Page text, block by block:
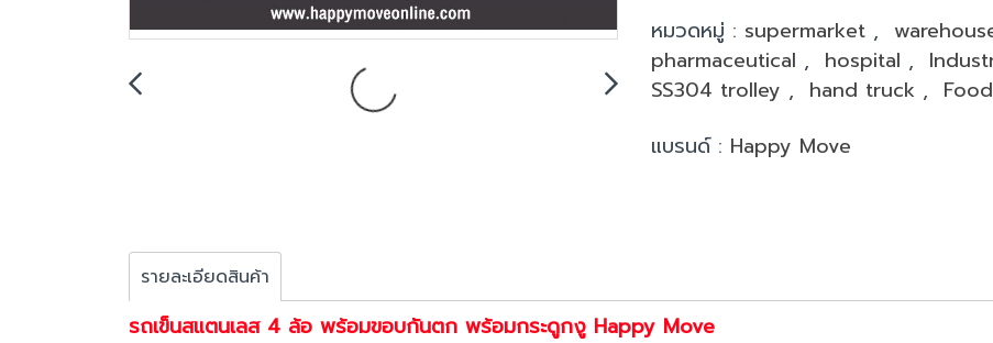
หมวดหมู่ : supermarket ,
pharmaceutical , hospital ,
SS304 trolley , hand truck ,
แบรนด์ : Happy Move
รายละเอียดสินค้า
รถเข็นสแตนเลส 4 ล้อ พร้อมขอบกันตก พร้อมกระดูกงู Happy Move